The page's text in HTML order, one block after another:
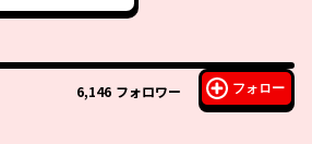
6,146 フォロワー フォロー